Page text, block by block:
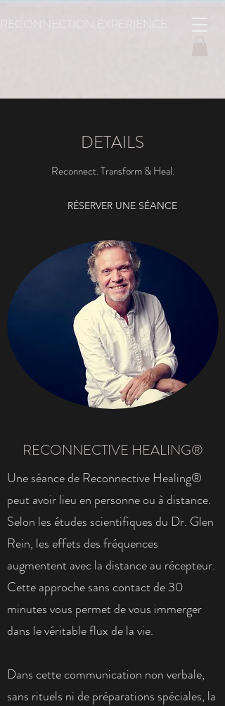
RECONNECTION EXPERIENCE
DETAILS
Reconnect. Transform & Heal.
RÉSERVER UNE SÉANCE
RECONNECTIVE HEALING®
Une séance de Reconnective Healing®
peut avoir lieu en personne ou à distance.
Selon les études scientifiques du Dr. Glen
Rein, les effets des fréquences
augmentent avec la distance au récepteur.
Cette approche sans contact de 30
minutes vous permet de vous immerger
dans le véritable flux de la vie.
Dans cette communication non verbale,
sans rituels ni de préparations spéciales, la